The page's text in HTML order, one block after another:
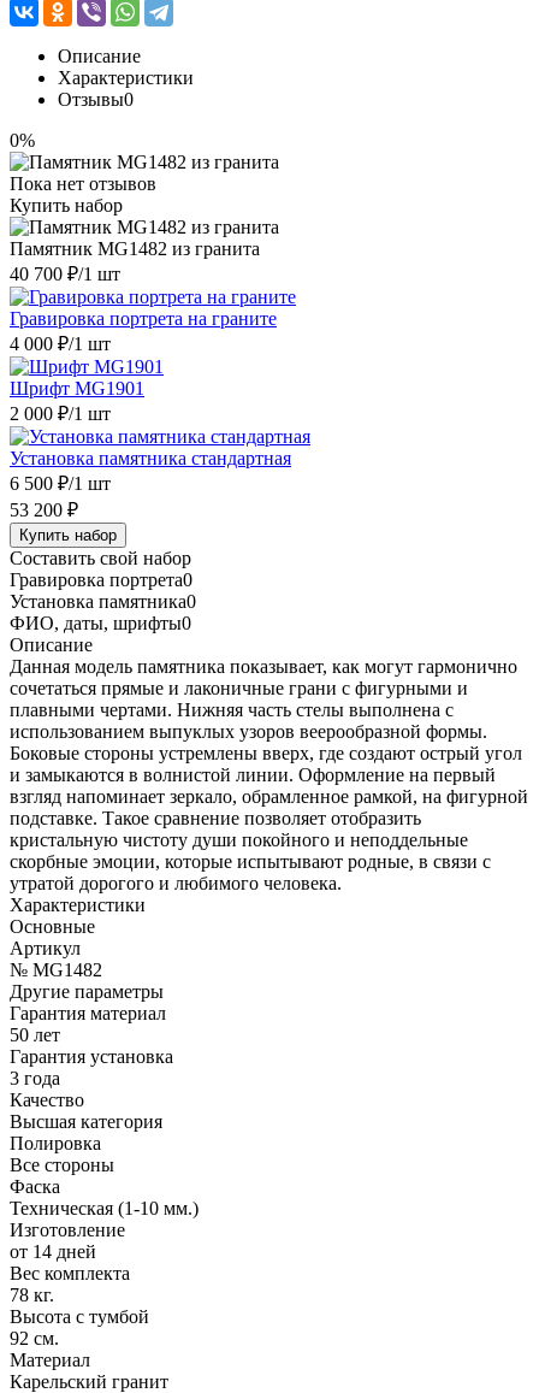
Описание
Характеристики
Отзывы0
0%
Пока нет отзывов
Купить набор
Памятник MG1482 из гранита
40 700 ₽/1 шт
Гравировка портрета на граните
4 000 ₽/1 шт
Шрифт MG1901
2 000 ₽/1 шт
Установка памятника стандартная
6 500 ₽/1 шт
53 200 ₽
Купить набор
Составить свой набор
Гравировка портрета0
Установка памятника0
ФИО, даты, шрифты0
Описание
Данная модель памятника показывает, как могут гармонично
сочетаться прямые и лаконичные грани с фигурными и
плавными чертами. Нижняя часть стелы выполнена с
использованием выпуклых узоров веерообразной формы.
Боковые стороны устремлены вверх, где создают острый угол
и замыкаются в волнистой линии. Оформление на первый
взгляд напоминает зеркало, обрамленное рамкой, на фигурной
подставке. Такое сравнение позволяет отобразить
кристальную чистоту души покойного и неподдельные
скорбные эмоции, которые испытывают родные, в связи с
утратой дорогого и любимого человека.
Характеристики
Основные
Артикул
№ MG1482
Другие параметры
Гарантия материал
50 лет
Гарантия установка
3 года
Качество
Высшая категория
Полировка
Все стороны
Фаска
Техническая (1-10 мм.)
Изготовление
от 14 дней
Вес комплекта
78 кг.
Высота с тумбой
92 см.
Материал
Карельский гранит